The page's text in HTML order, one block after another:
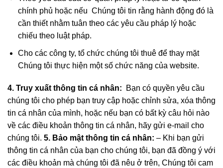
chính phủ hoặc nếu Chúng tôi tin rằng hành động đó là
cần thiết nhằm tuân theo các yêu cầu pháp lý hoặc
chiếu theo luật pháp.
Cho các công ty, tổ chức chúng tôi thuê để thay mặt
Chúng tôi thực hiện một số chức năng của website.
4. Truy xuất thông tin cá nhân:
Bạn có quyền yêu cầu
chúng tôi cho phép bạn truy cập hoặc chỉnh sửa, xóa thông
tin cá nhân của mình, hoặc nếu bạn có bất kỳ câu hỏi nào
về các điều khoản thông tin cá nhân, hãy gửi e-mail cho
chúng tôi. 5. Bảo mật thông tin cá nhân: – Khi bạn gửi
thông tin cá nhân của bạn cho chúng tôi, bạn đã đồng ý với
các điều khoản mà chúng tôi đã nêu ở trên, Chúng tôi cam